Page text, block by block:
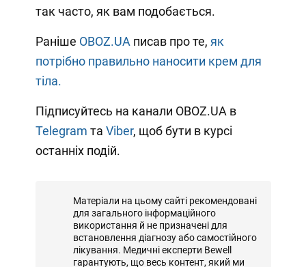
так часто, як вам подобається.
Раніше OBOZ.UA писав про те, як
потрібно правильно наносити крем для
тіла.
Підписуйтесь на канали OBOZ.UA в
Telegram та Viber, щоб бути в курсі
останніх подій.
Матеріали на цьому сайті рекомендовані
для загального інформаційного
використання й не призначені для
встановлення діагнозу або самостійного
лікування. Медичні експерти Bewell
гарантують, що весь контент, який ми